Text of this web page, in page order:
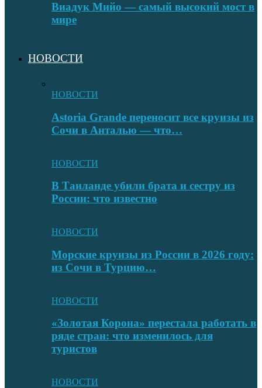
Виадук Мийо — самый высокий мост в
мире
НОВОСТИ
НОВОСТИ
Astoria Grande переносит все круизы из
Сочи в Анталью — что…
НОВОСТИ
В Таиланде убили брата и сестру из
России: что известно
НОВОСТИ
Морские круизы из России в 2026 году:
из Сочи в Турцию…
НОВОСТИ
«Золотая Корона» перестала работать в
ряде стран: что изменилось для
туристов
НОВОСТИ